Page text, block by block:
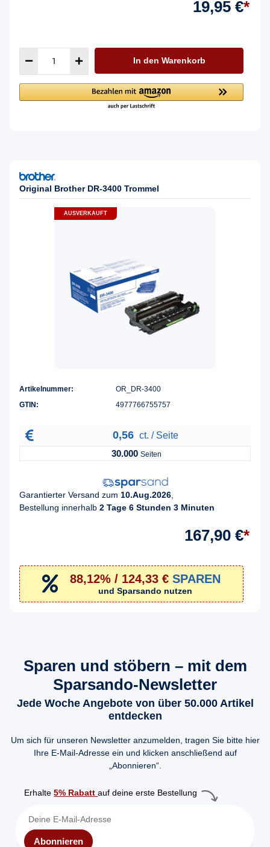
19,95 €*
In den Warenkorb
Original Brother DR-3400 Trommel
AUSVERKAUFT
Artikelnummer:
OR_DR-3400
GTIN:
4977766755757
0,56 ct. / Seite
30.000 Seiten
Garantierter Versand zum 10.Aug.2026
Bestellung innerhalb 2 Tage 6 Stunden 3 Minuten
167,90 €*
88,12% / 124,33 € SPAREN
und Sparsando nutzen
Sparen und stöbern – mit dem
Sparsando-Newsletter
Jede Woche Angebote von über 50.000 Artikel
entdecken
Um sich für unseren Newsletter anzumelden, tragen Sie bitte hier
Ihre E-Mail-Adresse ein und klicken anschließend auf
„Abonnieren“.
Erhalte5% Rabattauf deine erste Bestellung
Abonnieren